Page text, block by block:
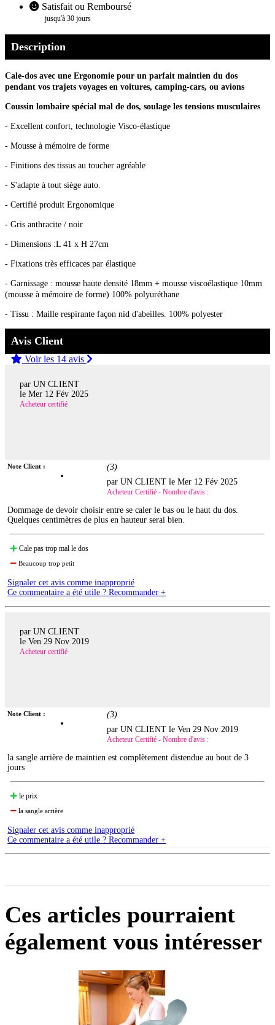
Satisfait ou Remboursé
jusqu'à 30 jours
Description
Cale-dos avec une Ergonomie pour un parfait maintien du dos
pendant vos trajets voyages en voitures, camping-cars, ou avions
Coussin lombaire spécial mal de dos, soulage les tensions musculaires
- Excellent confort, technologie Visco-élastique
- Mousse à mémoire de forme
- Finitions des tissus au toucher agréable
- S'adapte à tout siège auto.
- Certifié produit Ergonomique
- Gris anthracite / noir
- Dimensions :L 41 x H 27cm
- Fixations très efficaces par élastique
- Garnissage : mousse haute densité 18mm + mousse viscoélastique 10mm
(mousse à mémoire de forme) 100% polyuréthane
- Tissu : Maille respirante façon nid d'abeilles. 100% polyester
Avis Client
Voir les 14 avis
par UN CLIENT
le Mer 12 Fév 2025
Acheteur certifié
Note Client : (3)
par UN CLIENT leMer 12 Fév 2025
Acheteur Certifié - Nombre d'avis :
Dommage de devoir choisir entre se caler le bas ou le haut du dos.
Quelques centimètres de plus en hauteur serai bien.
Cale pas trop mal le dos
Beaucoup trop petit
Signaler cet avis comme inapproprié
Ce commentaire a été utile ? Recommander +
par UN CLIENT
le Ven 29 Nov 2019
Acheteur certifié
Note Client : (3)
par UN CLIENT leVen 29 Nov 2019
Acheteur Certifié - Nombre d'avis :
la sangle arrière de maintien est complètement distendue au bout de 3
jours
le prix
la sangle arrière
Signaler cet avis comme inapproprié
Ce commentaire a été utile ? Recommander +
Ces articles pourraient
également vous intéresser